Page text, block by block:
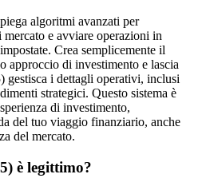
algoritmi avanzati per
e avviare operazioni in
Crea semplicemente il
approccio di investimento e lascia
i dettagli operativi, inclusi
strategici. Questo sistema è
di investimento,
del tuo viaggio finanziario, anche
del mercato.
è legittimo?